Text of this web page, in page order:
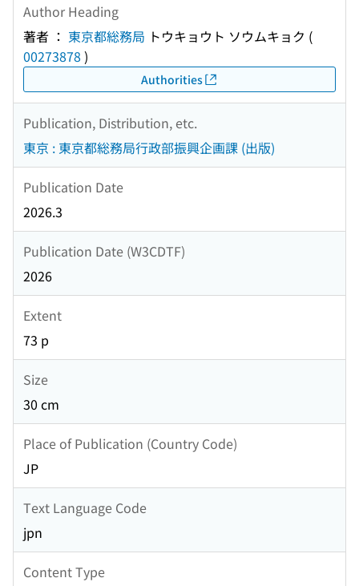
Author Heading
著者 ： 東京都総務局 トウキョウト ソウムキョク (
00273878 )
Authorities
Publication, Distribution, etc.
東京 : 東京都総務局行政部振興企画課 (出版)
Publication Date
2026.3
Publication Date (W3CDTF)
2026
Extent
73 p
Size
30 cm
Place of Publication (Country Code)
JP
Text Language Code
jpn
Content Type